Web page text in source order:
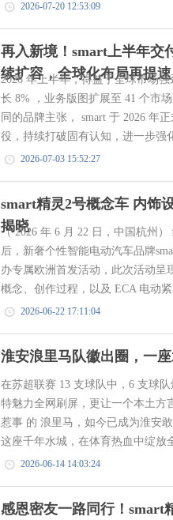
2026-07-20 12:53:09
再入新境！smart上半年交
续扩容，全球化布局再提速
2026 年上半年，得益于全球市场
长 8% ，业务版图扩展至 41 个市
同的品牌主张， smart 于 2026 年
役，持续打破固有认知，进一步强
2026-07-03 15:52:27
smart精灵2号概念车 内饰
揭晓
（ 2026 年 6 月 22 日，中国杭州
后，新奢个性智能电动汽车品牌
办专属欧洲首发活动，此次活动呈
概念、创作过程，以及 ECA 电动
2026-06-22 17:11:04
淮安浪里马队徽出圈，一
在苏超联赛 13 支球队中，6 支球
特魅力全网刷屏，更让一个本土方
惹事 的 浪里马，如今已成为淮安
这座千年水城，在体育热血中绽放
2026-06-14 14:03:24
感恩密友一路同行！smart